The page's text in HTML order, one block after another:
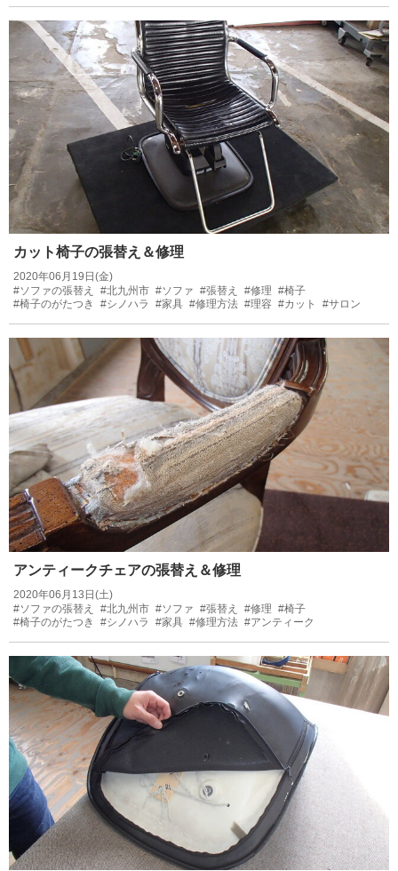
カット椅子の張替え＆修理
2020年06月19日(金)
#ソファの張替え
#北九州市 #ソファ #張替え #修理 #椅子
#椅子のがたつき
#シノハラ #家具 #修理方法 #理容 #カット #サロン
アンティークチェアの張替え＆修理
2020年06月13日(土)
#ソファの張替え
#北九州市 #ソファ #張替え #修理 #椅子
#椅子のがたつき
#シノハラ #家具 #修理方法 #アンティーク